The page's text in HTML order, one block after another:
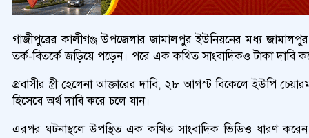
গাজীপুরের কালীগঞ্জ উপজেলার জামালপুর ইউনিয়নের মধ্য জামালপুর
তর্ক-বিতর্কে জড়িয়ে পড়েন। পরে এক কথিত সাংবাদিকও টাকা দাবি
প্রবাসীর স্ত্রী হেলেনা আক্তারের দাবি, ২৮ আগস্ট বিকেলে ইউপি
হিসেবে অর্থ দাবি করে চলে যান।
এরপর ঘটনাস্থলে উপস্থিত এক কথিত সাংবাদিক ভিডিও ধারণ